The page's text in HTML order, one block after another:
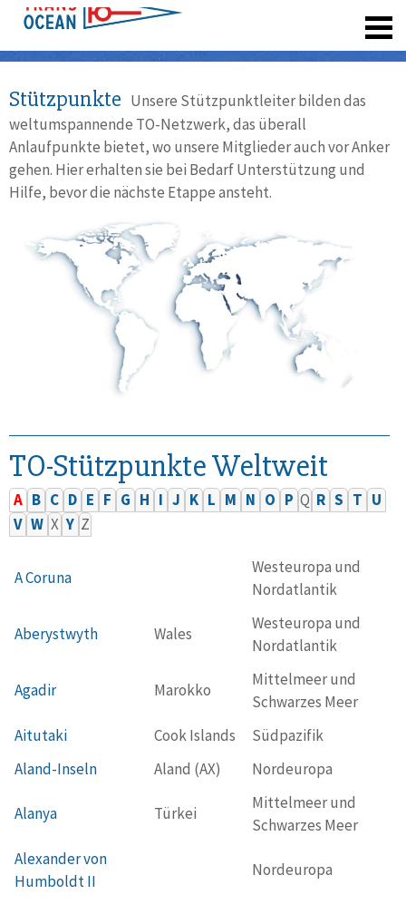
Stützpunkte Unsere Stützpunktleiter bilden das
weltumspannende TO-Netzwerk, das überall
Anlaufpunkte bietet, wo unsere Mitglieder auch vor Anker
gehen. Hier erhalten sie bei Bedarf Unterstützung und
Hilfe, bevor die nächste Etappe ansteht.
TO-Stützpunkte Weltweit
A B C D E F G H I J K L M N O P Q R S T U
V W X Y Z
A Coruna
Westeuropa und
Nordatlantik
Aberystwyth Wales
Westeuropa und
Nordatlantik
Agadir Marokko
Mittelmeer und
Schwarzes Meer
Aitutaki
Cook Islands
Südpazifik
Aland-Inseln
Aland (AX) Nordeuropa
Alanya Türkei
Mittelmeer und
Schwarzes Meer
Alexander von
Humboldt II
Nordeuropa